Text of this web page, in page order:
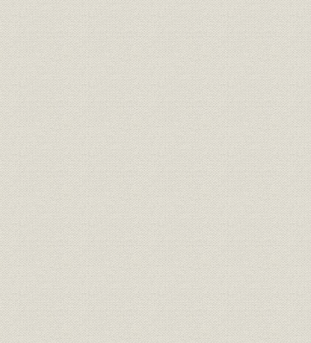
参考文献
監修・執筆
写真撮影・提供、資料提供、取材協力
あとがき